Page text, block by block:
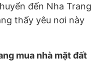
đến Nha Trang
thấy yêu nơi này
mua nhà mặt đất